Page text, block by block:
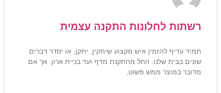
רשתות לחלונות התקנה עצמית
תמיד עדיף להזמין איש מקצוע שיתקין, יתקן, או יסדר דברים
שונים בבית שלנו. החל מהתקנת מדף ועד בניית ארון. אך אם
מדובר במוצר ממש פשוט,